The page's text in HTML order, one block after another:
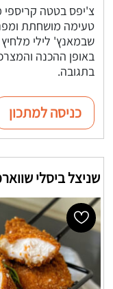
צ'יפס בטטה קריספי
טעימה מושחתת
שבמאנץ' לילי
באופן ההכנה
בתגובה.
כניסה למתכון
שניצל ביסלי